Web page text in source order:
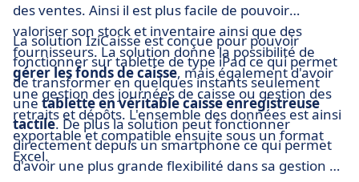
des ventes. Ainsi il est plus facile de pouvoir
valoriser son stock et inventaire ainsi que des
fournisseurs. La solution donne la possibilité de
gérer les fonds de caisse, mais également d'avoir
une gestion des journées de caisse ou gestion des
retraits et dépôts. L'ensemble des données est ainsi
exportable et compatible ensuite sous un format
Excel.
La solution IziCaisse est conçue pour pouvoir
fonctionner sur tablette de type iPad ce qui permet
de transformer en quelques instants seulement
une tablette en véritable caisse enregistreuse
tactile. De plus la solution peut fonctionner
directement depuis un smartphone ce qui permet
d'avoir une plus grande flexibilité dans sa gestion de